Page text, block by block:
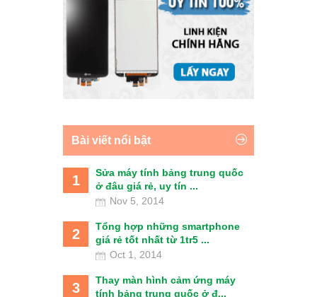
Bài viết nổi bật
1
Sửa máy tính bảng trung quốc
ở đâu giá rẻ, uy tín ...
Nov 5, 2014
2
Tổng hợp những smartphone
giá rẻ tốt nhất từ 1tr5 ...
Oct 1, 2014
3
Thay màn hình cảm ứng máy
tính bảng trung quốc ở đ...